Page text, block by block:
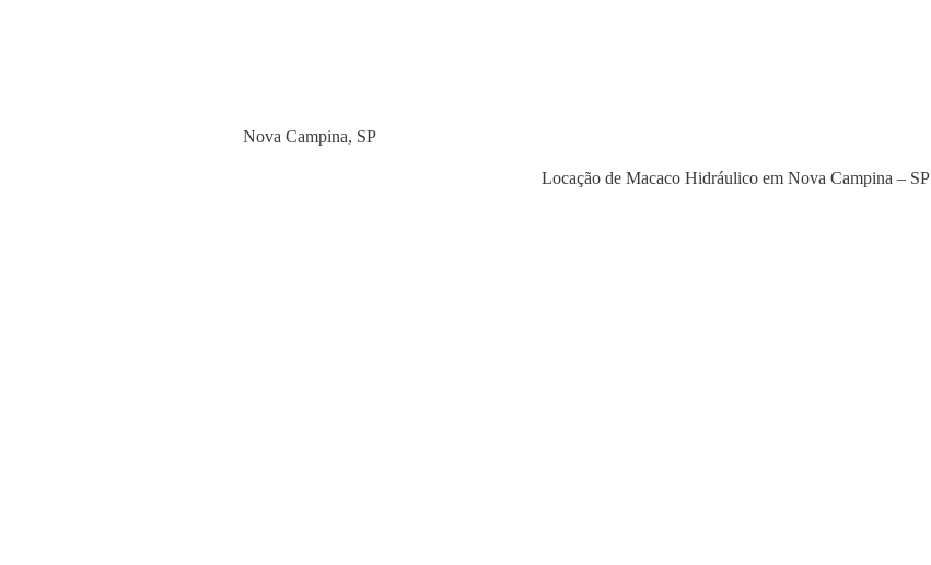
Locação de Macaco Hidráulico em Nova Campina – SP
Category
Nova Campina, SP